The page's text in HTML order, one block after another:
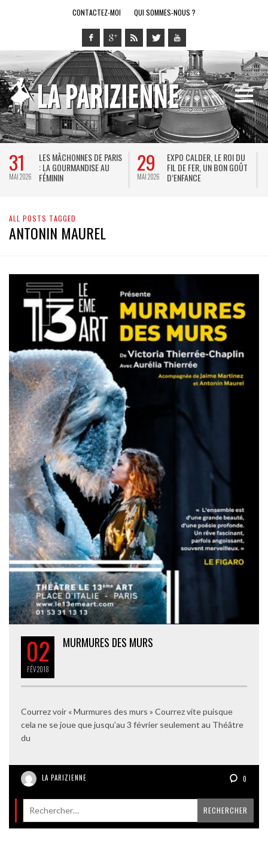
CONTACTEZ-MOI QUI SOMMES-NOUS ?
31
MAI 2026
LES MÂCHONNES DE PARIS
: LA GOURMANDISE AU
FÉMININ
29
MAI 2026
EXPO CALDER, LE ROI DU
FIL DE FER, UN BON GOÛT
D’ENFANCE
ALL POSTS TAGGED
ANTONIN MAUREL
02
FÉV2018
MURMURES DES MURS
Courrez voir « Murmures des murs » Courrez vite puisque
cela ne se joue que jusqu’au 3 février seulement au Théâtre
du
LA PARIZIENNE 0